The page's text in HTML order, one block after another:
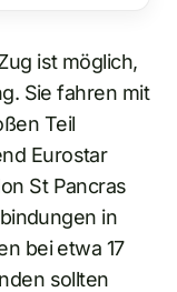
ist möglich,
Sie fahren mit
Teil
Eurostar
St Pancras
in
bei etwa 17
sollten